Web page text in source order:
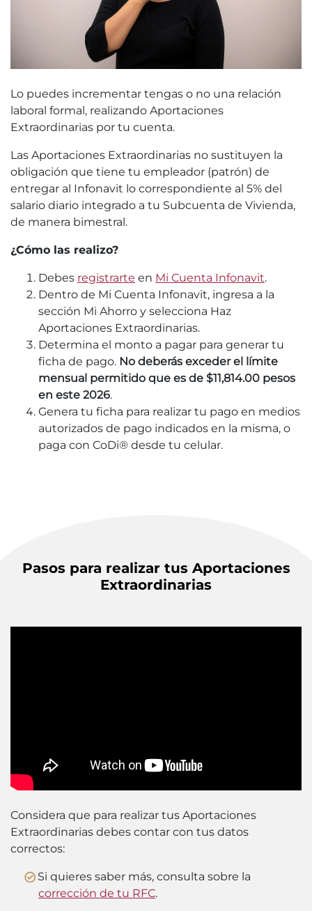
Lo puedes incrementar tengas o no una relación
laboral formal, realizando Aportaciones
Extraordinarias por tu cuenta.
Las Aportaciones Extraordinarias no sustituyen la
obligación que tiene tu empleador (patrón) de
entregar al Infonavit lo correspondiente al 5% del
salario diario integrado a tu Subcuenta de Vivienda,
de manera bimestral.
¿Cómo las realizo?
Debes registrarte en Mi Cuenta Infonavit.
Dentro de Mi Cuenta Infonavit, ingresa a la
sección Mi Ahorro y selecciona Haz
Aportaciones Extraordinarias.
Determina el monto a pagar para generar tu
ficha de pago. No deberás exceder el límite
mensual permitido que es de $11,814.00 pesos
en este 2026.
Genera tu ficha para realizar tu pago en medios
autorizados de pago indicados en la misma, o
paga con CoDi® desde tu celular.
Pasos para realizar tus Aportaciones
Extraordinarias
Considera que para realizar tus Aportaciones
Extraordinarias debes contar con tus datos
correctos:
Si quieres saber más, consulta sobre la
corrección de tu RFC.